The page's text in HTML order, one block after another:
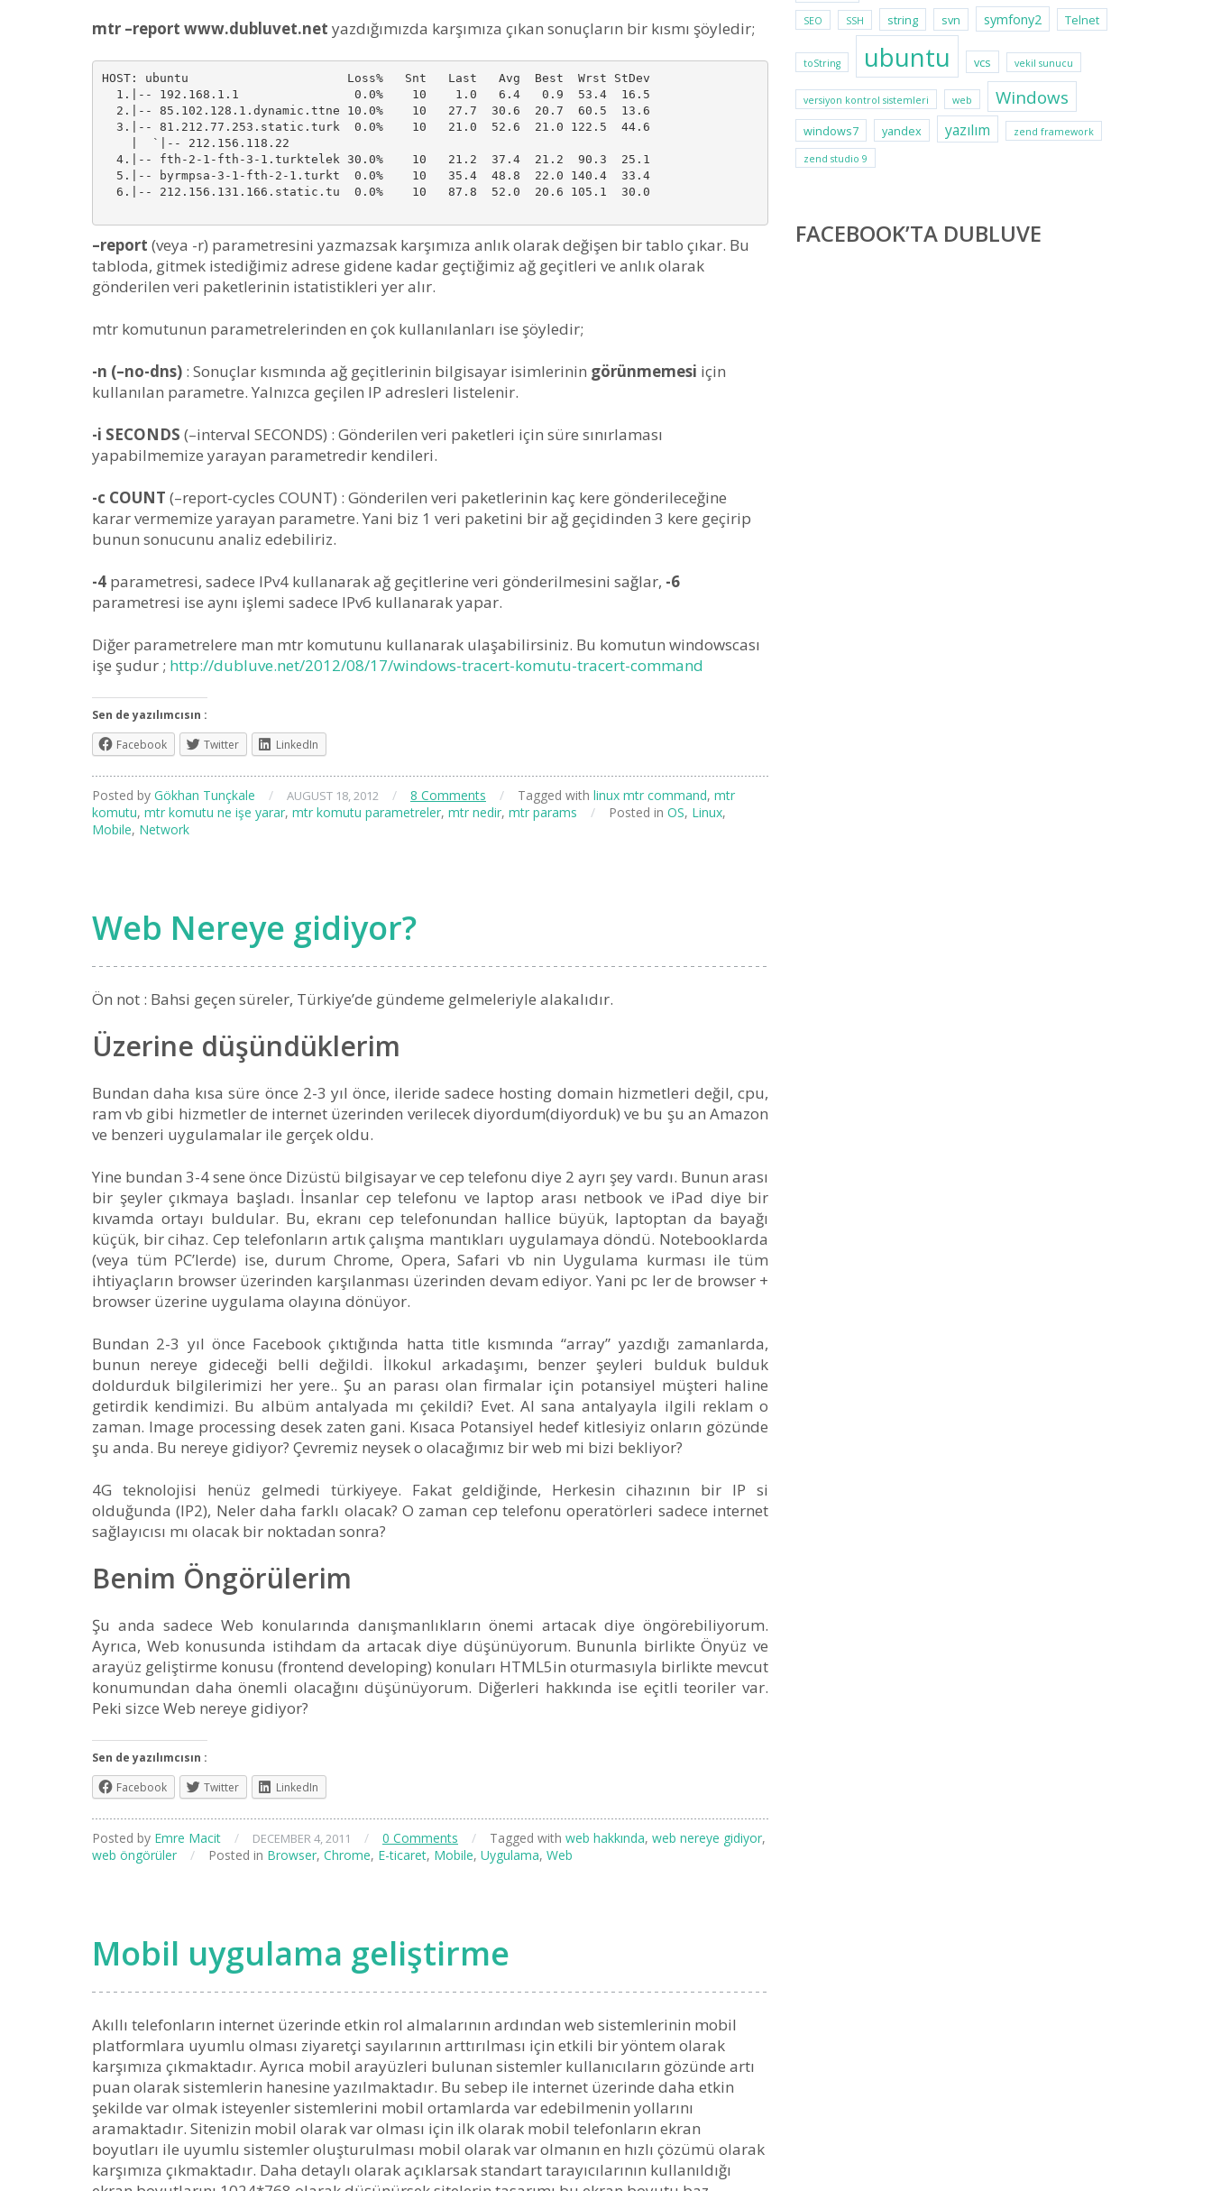
mtr –report www.dubluvet.net yazdığımızda karşımıza çıkan sonuçların bir kısmı şöyledir;
HOST: ubuntu                      Loss%   Snt   Last   Avg  Best  Wrst StDev
  1.|-- 192.168.1.1                0.0%    10    1.0   6.4   0.9  53.4  16.5
  2.|-- 85.102.128.1.dynamic.ttne 10.0%    10   27.7  30.6  20.7  60.5  13.6
  3.|-- 81.212.77.253.static.turk  0.0%    10   21.0  52.6  21.0 122.5  44.6
    |  `|-- 212.156.118.22
  4.|-- fth-2-1-fth-3-1.turktelek 30.0%    10   21.2  37.4  21.2  90.3  25.1
  5.|-- byrmpsa-3-1-fth-2-1.turkt  0.0%    10   35.4  48.8  22.0 140.4  33.4
  6.|-- 212.156.131.166.static.tu  0.0%    10   87.8  52.0  20.6 105.1  30.0
–report (veya -r) parametresini yazmazsak karşımıza anlık olarak değişen bir tablo çıkar. Bu
tabloda, gitmek istediğimiz adrese gidene kadar geçtiğimiz ağ geçitleri ve anlık olarak
gönderilen veri paketlerinin istatistikleri yer alır.
mtr komutunun parametrelerinden en çok kullanılanları ise şöyledir;
-n (–no-dns) : Sonuçlar kısmında ağ geçitlerinin bilgisayar isimlerinin görünmemesi için
kullanılan parametre. Yalnızca geçilen IP adresleri listelenir.
-i SECONDS (–interval SECONDS) : Gönderilen veri paketleri için süre sınırlaması
yapabilmemize yarayan parametredir kendileri.
-c COUNT (–report-cycles COUNT) : Gönderilen veri paketlerinin kaç kere gönderileceğine
karar vermemize yarayan parametre. Yani biz 1 veri paketini bir ağ geçidinden 3 kere geçirip
bunun sonucunu analiz edebiliriz.
-4 parametresi, sadece IPv4 kullanarak ağ geçitlerine veri gönderilmesini sağlar, -6
parametresi ise aynı işlemi sadece IPv6 kullanarak yapar.
Diğer parametrelere man mtr komutunu kullanarak ulaşabilirsiniz. Bu komutun windowscası
işe şudur ; http://dubluve.net/2012/08/17/windows-tracert-komutu-tracert-command
Sen de yazılımcısın :
Facebook
Twitter LinkedIn
Posted by Gökhan Tunçkale / AUGUST 18, 2012 / 8 Comments / Tagged with linux mtr command, mtr
komutu, mtr komutu ne işe yarar, mtr komutu parametreler, mtr nedir, mtr params / Posted in OS, Linux,
Mobile, Network
Web Nereye gidiyor?
Ön not : Bahsi geçen süreler, Türkiye’de gündeme gelmeleriyle alakalıdır.
Üzerine düşündüklerim
Bundan daha kısa süre önce 2-3 yıl önce, ileride sadece hosting domain hizmetleri değil, cpu,
ram vb gibi hizmetler de internet üzerinden verilecek diyordum(diyorduk) ve bu şu an Amazon
ve benzeri uygulamalar ile gerçek oldu.
Yine bundan 3-4 sene önce Dizüstü bilgisayar ve cep telefonu diye 2 ayrı şey vardı. Bunun arası
bir şeyler çıkmaya başladı. İnsanlar cep telefonu ve laptop arası netbook ve iPad diye bir
kıvamda ortayı buldular. Bu, ekranı cep telefonundan hallice büyük, laptoptan da bayağı
küçük, bir cihaz. Cep telefonların artık çalışma mantıkları uygulamaya döndü. Notebooklarda
(veya tüm PC’lerde) ise, durum Chrome, Opera, Safari vb nin Uygulama kurması ile tüm
ihtiyaçların browser üzerinden karşılanması üzerinden devam ediyor. Yani pc ler de browser +
browser üzerine uygulama olayına dönüyor.
Bundan 2-3 yıl önce Facebook çıktığında hatta title kısmında “array” yazdığı zamanlarda,
bunun nereye gideceği belli değildi. İlkokul arkadaşımı, benzer şeyleri bulduk bulduk
doldurduk bilgilerimizi her yere.. Şu an parası olan firmalar için potansiyel müşteri haline
getirdik kendimizi. Bu albüm antalyada mı çekildi? Evet. Al sana antalyayla ilgili reklam o
zaman. Image processing desek zaten gani. Kısaca Potansiyel hedef kitlesiyiz onların gözünde
şu anda. Bu nereye gidiyor? Çevremiz neysek o olacağımız bir web mi bizi bekliyor?
4G teknolojisi henüz gelmedi türkiyeye. Fakat geldiğinde, Herkesin cihazının bir IP si
olduğunda (IP2), Neler daha farklı olacak? O zaman cep telefonu operatörleri sadece internet
sağlayıcısı mı olacak bir noktadan sonra?
Benim Öngörülerim
Şu anda sadece Web konularında danışmanlıkların önemi artacak diye öngörebiliyorum.
Ayrıca, Web konusunda istihdam da artacak diye düşünüyorum. Bununla birlikte Önyüz ve
arayüz geliştirme konusu (frontend developing) konuları HTML5in oturmasıyla birlikte mevcut
konumundan daha önemli olacağını düşünüyorum. Diğerleri hakkında ise eçitli teoriler var.
Peki sizce Web nereye gidiyor?
Sen de yazılımcısın :
Facebook
Twitter LinkedIn
Posted by Emre Macit / DECEMBER 4, 2011 / 0 Comments / Tagged with web hakkında, web nereye gidiyor,
web öngörüler
/ Posted in Browser, Chrome, E-ticaret, Mobile, Uygulama, Web
Mobil uygulama geliştirme
Akıllı telefonların internet üzerinde etkin rol almalarının ardından web sistemlerinin mobil
platformlara uyumlu olması ziyaretçi sayılarının arttırılması için etkili bir yöntem olarak
karşımıza çıkmaktadır. Ayrıca mobil arayüzleri bulunan sistemler kullanıcıların gözünde artı
puan olarak sistemlerin hanesine yazılmaktadır. Bu sebep ile internet üzerinde daha etkin
şekilde var olmak isteyenler sistemlerini mobil ortamlarda var edebilmenin yollarını
aramaktadır. Sitenizin mobil olarak var olması için ilk olarak mobil telefonların ekran
boyutları ile uyumlu sistemler oluşturulması mobil olarak var olmanın en hızlı çözümü olarak
karşımıza çıkmaktadır. Daha detaylı olarak açıklarsak standart tarayıcılarının kullanıldığı
SEO SSH string svn symfony2 Telnet
toString ubuntu vcs vekil sunucu
versiyon kontrol sistemleri web Windows
windows7 yandex yazılım zend framework
zend studio 9
FACEBOOK’TA DUBLUVE